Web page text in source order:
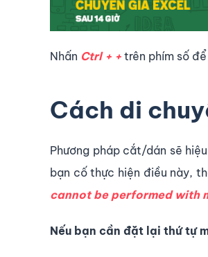
Nhấn Ctrl + + trên phím số
Cách di
Phương pháp cắt/dán sẽ
bạn cố thực hiện điều này,
cannot be performed with
Nếu bạn cần đặt lại thứ tự